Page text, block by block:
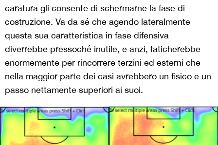
caratura gli consente di schermarne la fase di
costruzione. Va da sé che agendo lateralmente
questa sua caratteristica in fase difensiva
diverrebbe pressoché inutile, e anzi, faticherebbe
enormemente per rincorrere terzini ed esterni che
nella maggior parte dei casi avrebbero un fisico e un
passo nettamente superiori ai suoi.